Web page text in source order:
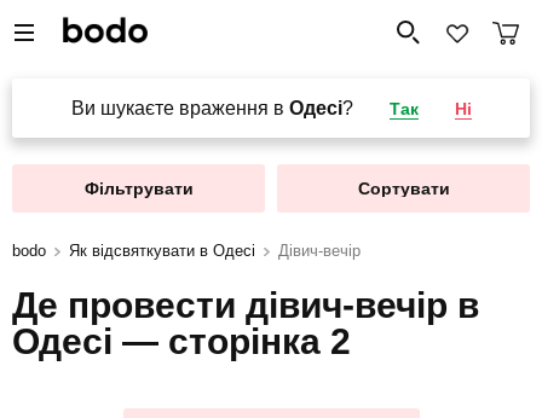
Ви шукаєте враження в Одесі? Так Ні
Фільтрувати Сортувати
bodo Як відсвяткувати в Одесі Дівич-вечір
Де провести дівич-вечір в
Одесі — сторінка 2